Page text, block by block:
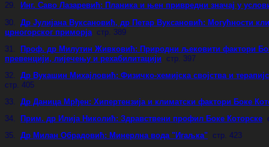
29.
Инг. Саво Лазаревић: Планика и њен привредни значај у
30.
Др Јулијана Вуксановић, др Петар Вуксановић: Могућности
црногорског приморја стр. 389
31.
Проф. др Милутин Живковић: Природни љековити фактори
превенцији, лијечењу и рехабилитацији стр. 397
32.
Др Вукашин Михајловић: Физичко-хемијска својства и
стр. 405
33. Др Даница Мрђен: Хипертензија и климатски фактори Боке
34.
Прим. др Илија Николић: Здравствени профил Боке Которске
35. Др Милан Обрадовић: Минерлна вода "Игаљка" стр. 423